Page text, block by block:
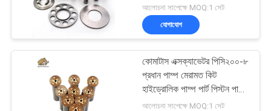
আলোচনা সাপেক্ষে MOQ:1 সেট
যোগাযোগ
কোমাটাস এক্সক্যাভেটর পিসি২০০-৮
প্রধান পাম্প মেরামত কিট
হাইড্রোলিক পাম্প পার্ট পিস্টন পাম্প
রক্ষণাবেক্ষণ মেরামতের পরিষেবা
আলোচনা সাপেক্ষে MOQ:1 সেট